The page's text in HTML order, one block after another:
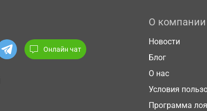
Онлайн чат
О компании
Новости
Блог
О нас
Условия
Программа